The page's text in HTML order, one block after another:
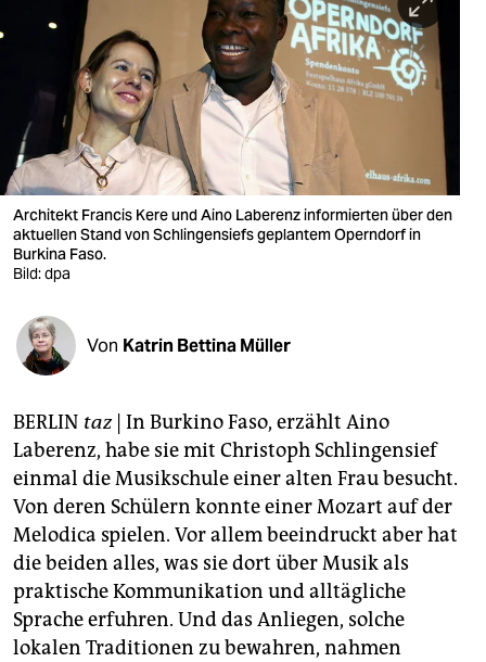
berlin
wahrheit
verlag
verlag
veranstaltungen
fragen & hilfe
unterstützen
abo
genossenschaft
epaper login
Architekt Francis Kere und Aino Laberenz informierten über den
aktuellen Stand von Schlingensiefs geplantem Operndorf in
Burkina Faso.
Bild: dpa
Von Katrin Bettina Müller
BERLIN taz| In Burkino Faso, erzählt Aino
Laberenz, habe sie mit Christoph Schlingensief
einmal die Musikschule einer alten Frau besucht.
Von deren Schülern konnte einer Mozart auf der
Melodica spielen. Vor allem beeindruckt aber hat
die beiden alles, was sie dort über Musik als
praktische Kommunikation und alltägliche
Sprache erfuhren. Und das Anliegen, solche
lokalen Traditionen zu bewahren, nahmen